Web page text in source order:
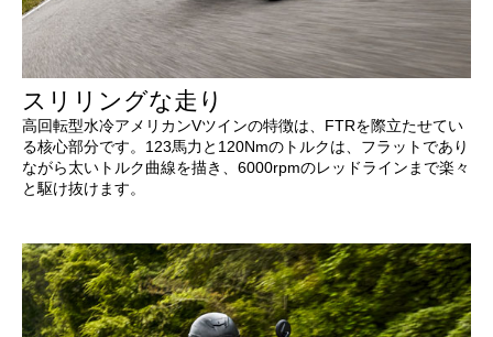
スリリングな走り
高回転型水冷アメリカンVツインの特徴は、FTRを際立たせてい
る核心部分です。123馬力と120Nmのトルクは、フラットであり
ながら太いトルク曲線を描き、6000rpmのレッドラインまで楽々
と駆け抜けます。